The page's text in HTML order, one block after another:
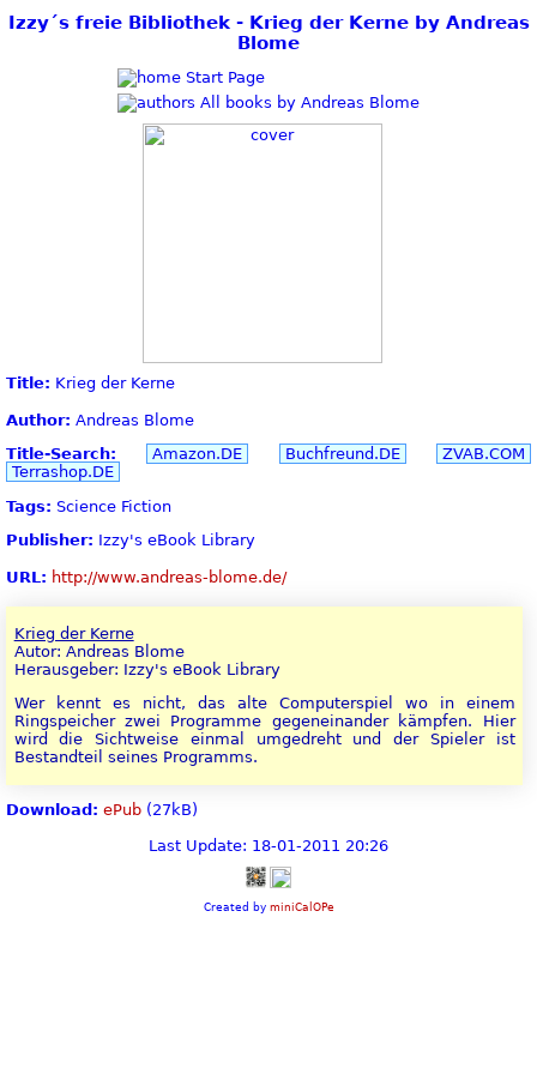
Izzy´s freie Bibliothek - Krieg der Kerne by Andreas
Blome
Start Page
All books by Andreas Blome
Title: Krieg der Kerne
Author: Andreas Blome
Title-Search:
Amazon.DE Buchfreund.DE
ZVAB.COM
Terrashop.DE
Tags: Science Fiction
Publisher: Izzy's eBook Library
URL: http://www.andreas-blome.de/
Krieg der Kerne
Autor: Andreas Blome
Herausgeber: Izzy's eBook Library
Wer kennt es nicht, das alte Computerspiel wo in einem
Ringspeicher zwei Programme gegeneinander kämpfen. Hier
wird die Sichtweise einmal umgedreht und der Spieler ist
Bestandteil seines Programms.
Download: ePub (27kB)
Last Update: 18-01-2011 20:26
Created by miniCalOPe